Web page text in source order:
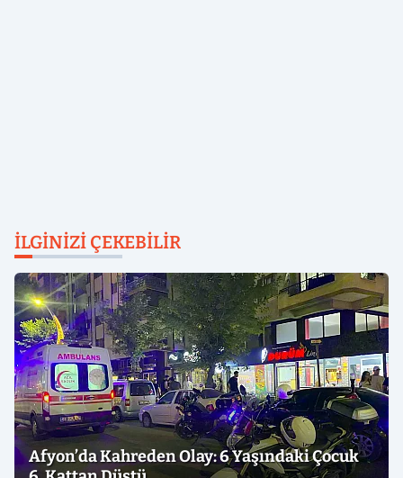
İLGINIZI ÇEKEBILIR
Afyon’da Kahreden Olay: 6 Yaşındaki Çocuk